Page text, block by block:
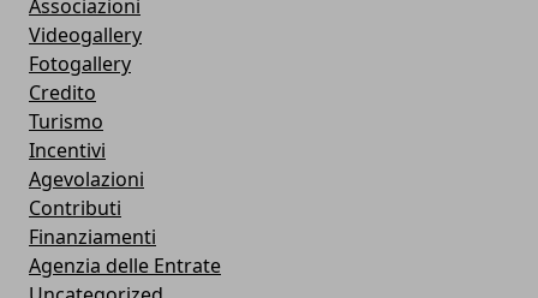
Associazioni
Videogallery
Fotogallery
Credito
Turismo
Incentivi
Agevolazioni
Contributi
Finanziamenti
Agenzia delle Entrate